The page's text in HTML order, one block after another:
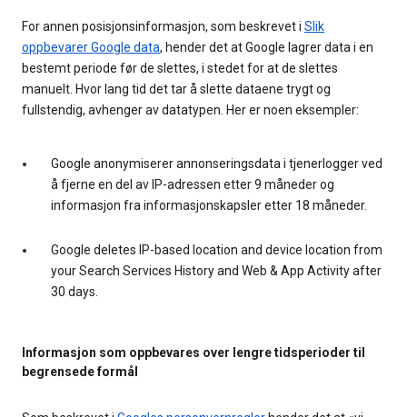
For annen posisjonsinformasjon, som beskrevet i Slik
oppbevarer Google data, hender det at Google lagrer data i en
bestemt periode før de slettes, i stedet for at de slettes
manuelt. Hvor lang tid det tar å slette dataene trygt og
fullstendig, avhenger av datatypen. Her er noen eksempler:
Google anonymiserer annonseringsdata i tjenerlogger ved
å fjerne en del av IP-adressen etter 9 måneder og
informasjon fra informasjonskapsler etter 18 måneder.
Google deletes IP-based location and device location from
your Search Services History and Web & App Activity after
30 days.
Informasjon som oppbevares over lengre tidsperioder til
begrensede formål